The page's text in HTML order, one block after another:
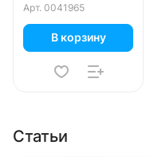
Арт. 0041965
В корзину
Статьи